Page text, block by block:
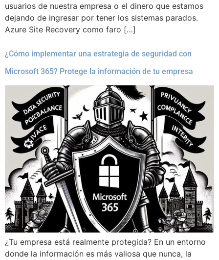
usuarios de nuestra empresa o el dinero que estamos
dejando de ingresar por tener los sistemas parados.
Azure Site Recovery como faro […]
¿Cómo implementar una estrategia de seguridad con
Microsoft 365? Protege la información de tu empresa
¿Tu empresa está realmente protegida? En un entorno
donde la información es más valiosa que nunca, la